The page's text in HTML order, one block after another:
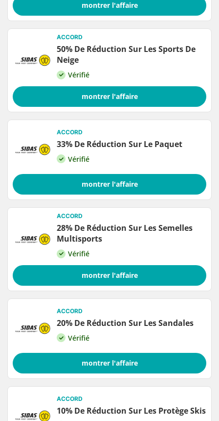
montrer l'affaire
ACCORD
50% De Réduction Sur Les Sports De
Neige
Vérifié
montrer l'affaire
ACCORD
33% De Réduction Sur Le Paquet
Vérifié
montrer l'affaire
ACCORD
28% De Réduction Sur Les Semelles
Multisports
Vérifié
montrer l'affaire
ACCORD
20% De Réduction Sur Les Sandales
Vérifié
montrer l'affaire
ACCORD
10% De Réduction Sur Les Protège Skis